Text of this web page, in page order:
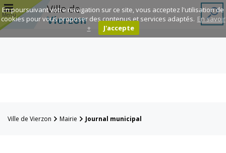
Menu
Ville de
Vierzon
Ville de Vierzon Mairie Journal municipal
En poursuivant votre navigation sur ce site, vous acceptez l'utilisation de
cookies pour vous proposer des contenus et services adaptés. En savoir
+
J'accepte